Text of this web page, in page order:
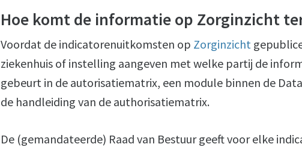
Hoe komt de informatie op Zorginzicht
Voordat de indicatorenuitkomsten op Zorginzicht
ziekenhuis of instelling aangeven met welke partij de
gebeurt in de autorisatiematrix, een module binnen de
de handleiding van de authorisatiematrix.
De (gemandateerde) Raad van Bestuur geeft voor elke